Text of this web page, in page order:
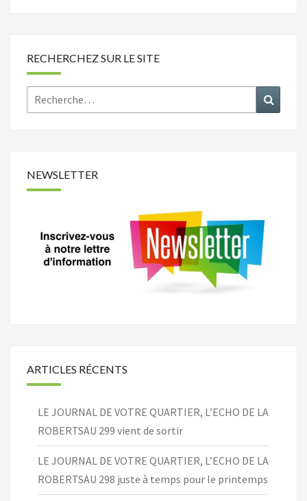
RECHERCHEZ SUR LE SITE
Rechercher :
NEWSLETTER
ARTICLES RÉCENTS
LE JOURNAL DE VOTRE QUARTIER, L’ECHO DE LA
ROBERTSAU 299 vient de sortir
LE JOURNAL DE VOTRE QUARTIER, L’ECHO DE LA
ROBERTSAU 298 juste à temps pour le printemps